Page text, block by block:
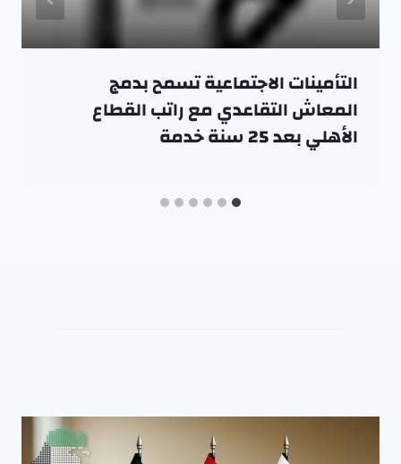
التأمينات الاجتماعية تسمح بدمج
المعاش التقاعدي مع راتب القطاع
الأهلي بعد 25 سنة خدمة